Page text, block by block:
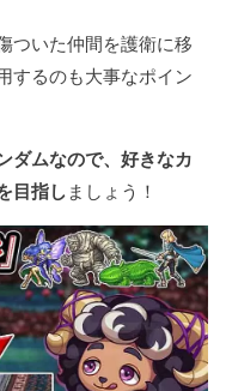
ついた仲間を護衛に移
するのも大事なポイン
ダムなので、好きなカ
目指し ましょう！